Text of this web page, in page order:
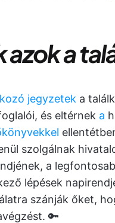
azok a
jegyzetek a
és eltérnek a
szolgálnak
a
lépések
szánják őket,
🔑